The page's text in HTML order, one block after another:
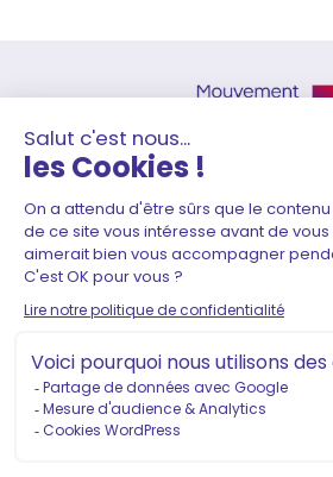
41 Rue Durieu de
33000
05 56 01 51 80–
Adhérer
Mentions
Politique de